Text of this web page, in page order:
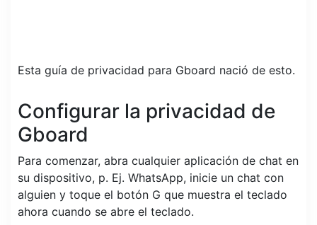
Esta guía de privacidad para Gboard nació de esto.
Configurar la privacidad de
Gboard
Para comenzar, abra cualquier aplicación de chat en
su dispositivo, p. Ej. WhatsApp, inicie un chat con
alguien y toque el botón G que muestra el teclado
ahora cuando se abre el teclado.